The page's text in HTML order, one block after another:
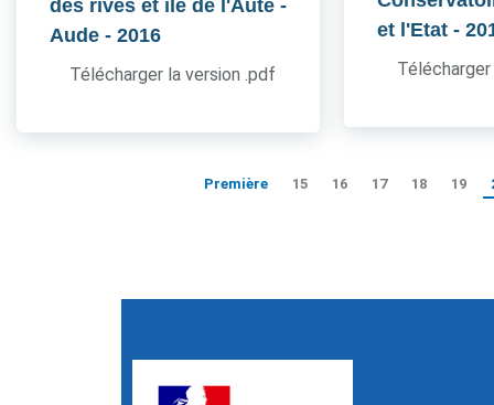
des rives et île de l'Aute -
Aude - 2016
Télécharger la version .pdf
et l'Etat -
Première 15 16 17 18 19